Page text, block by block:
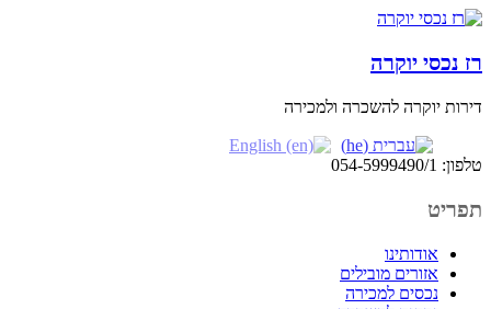
רז נכסי יוקרה
דירות יוקרה להשכרה ולמכירה
טלפון: 054-5999490/1
תפריט
אודותינו
אזורים מובילים
נכסים למכירה